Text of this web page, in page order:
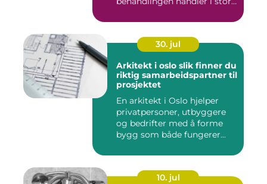
30. jul
Arkitekt i oslo slik finner du
riktig samarbeidspartner til
prosjektet
En arkitekt i Oslo hjelper
privatpersoner, utbyggere
og bedrifter med å forme
bygg som både fungerer...
10. jul